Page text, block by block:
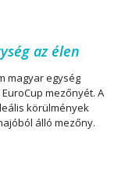
az élen
magyar egység
mezőnyét. A
körülmények
álló mezőny.